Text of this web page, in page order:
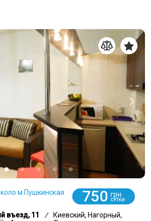
м.Пушкинская 750 грн
СУТКИ
въезд, 11 /
Киевский, Нагорный,